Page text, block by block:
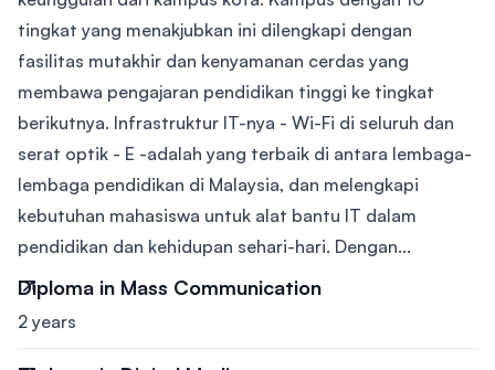
tingkat yang menakjubkan ini dilengkapi dengan
fasilitas mutakhir dan kenyamanan cerdas yang
membawa pengajaran pendidikan tinggi ke tingkat
berikutnya. Infrastruktur IT-nya - Wi-Fi di seluruh dan
serat optik - E -adalah yang terbaik di antara lembaga-
lembaga pendidikan di Malaysia, dan melengkapi
kebutuhan mahasiswa untuk alat bantu IT dalam
pendidikan dan kehidupan sehari-hari. Dengan...
Diploma in Mass Communication
2 years